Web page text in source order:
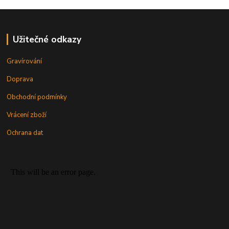
Užitečné odkazy
Gravírování
Doprava
Obchodní podmínky
Vrácení zboží
Ochrana dat